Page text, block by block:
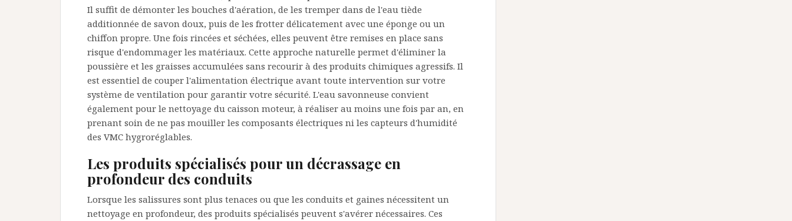
Il suffit de démonter les bouches d'aération, de les tremper dans de l'eau tiède
additionnée de savon doux, puis de les frotter délicatement avec une éponge ou un
chiffon propre. Une fois rincées et séchées, elles peuvent être remises en place sans
risque d'endommager les matériaux. Cette approche naturelle permet d'éliminer la
poussière et les graisses accumulées sans recourir à des produits chimiques agressifs. Il
est essentiel de couper l'alimentation électrique avant toute intervention sur votre
système de ventilation pour garantir votre sécurité. L'eau savonneuse convient
également pour le nettoyage du caisson moteur, à réaliser au moins une fois par an, en
prenant soin de ne pas mouiller les composants électriques ni les capteurs d'humidité
des VMC hygroréglables.
Les produits spécialisés pour un décrassage en
profondeur des conduits
Lorsque les salissures sont plus tenaces ou que les conduits et gaines nécessitent un
nettoyage en profondeur, des produits spécialisés peuvent s'avérer nécessaires. Ces